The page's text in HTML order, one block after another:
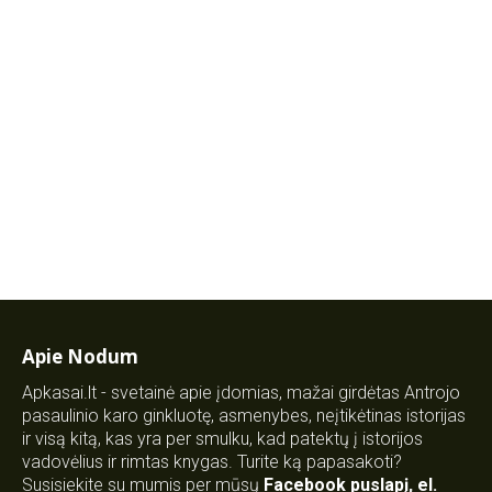
Apie Nodum
Apkasai.lt - svetainė apie įdomias, mažai girdėtas Antrojo
pasaulinio karo ginkluotę, asmenybes, neįtikėtinas istorijas
ir visą kitą, kas yra per smulku, kad patektų į istorijos
vadovėlius ir rimtas knygas. Turite ką papasakoti?
Susisiekite su mumis per mūsų Facebook puslapį, el.